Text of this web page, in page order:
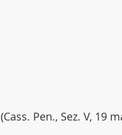
(Cass. Pen., Sez. V, 19